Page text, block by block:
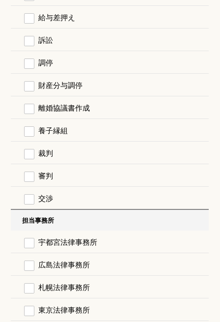
給与差押え
訴訟
調停
財産分与調停
離婚協議書作成
養子縁組
裁判
審判
交渉
担当事務所
宇都宮法律事務所
広島法律事務所
札幌法律事務所
東京法律事務所